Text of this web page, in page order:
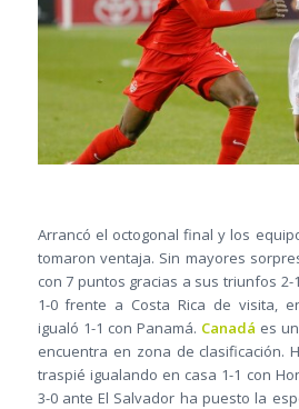
Arrancó el octogonal final y los
tomaron ventaja. Sin mayores
con 7 puntos gracias a sus triunfos 2-
1-0 frente a Costa Rica de visita,
igualó 1-1 con Panamá. Canadá es
encuentra en zona de clasificación.
traspié igualando en casa 1-1 con
3-0 ante El Salvador ha puesto la